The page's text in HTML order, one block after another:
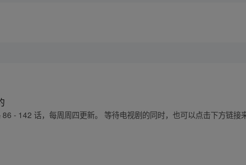
- 142 话，每周周四更新。 等待电视剧的同时，也可以点击下方链接